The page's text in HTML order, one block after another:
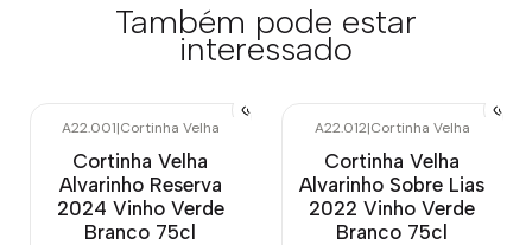
Também pode estar
interessado
A22.001|Cortinha Velha
Cortinha Velha
Alvarinho Reserva
2024 Vinho Verde
Branco 75cl
A22.012|Cortinha Velha
Cortinha Velha
Alvarinho Sobre Lias
2022 Vinho Verde
Branco 75cl